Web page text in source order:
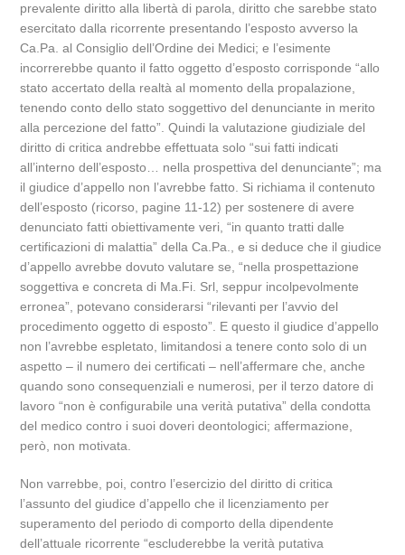
prevalente diritto alla libertà di parola, diritto che sarebbe stato
esercitato dalla ricorrente presentando l’esposto avverso la
Ca.Pa. al Consiglio dell’Ordine dei Medici; e l’esimente
incorrerebbe quanto il fatto oggetto d’esposto corrisponde “allo
stato accertato della realtà al momento della propalazione,
tenendo conto dello stato soggettivo del denunciante in merito
alla percezione del fatto”. Quindi la valutazione giudiziale del
diritto di critica andrebbe effettuata solo “sui fatti indicati
all’interno dell’esposto… nella prospettiva del denunciante”; ma
il giudice d’appello non l’avrebbe fatto. Si richiama il contenuto
dell’esposto (ricorso, pagine 11-12) per sostenere di avere
denunciato fatti obiettivamente veri, “in quanto tratti dalle
certificazioni di malattia” della Ca.Pa., e si deduce che il giudice
d’appello avrebbe dovuto valutare se, “nella prospettazione
soggettiva e concreta di Ma.Fi. Srl, seppur incolpevolmente
erronea”, potevano considerarsi “rilevanti per l’avvio del
procedimento oggetto di esposto”. E questo il giudice d’appello
non l’avrebbe espletato, limitandosi a tenere conto solo di un
aspetto – il numero dei certificati – nell’affermare che, anche
quando sono consequenziali e numerosi, per il terzo datore di
lavoro “non è configurabile una verità putativa” della condotta
del medico contro i suoi doveri deontologici; affermazione,
però, non motivata.
Non varrebbe, poi, contro l’esercizio del diritto di critica
l’assunto del giudice d’appello che il licenziamento per
superamento del periodo di comporto della dipendente
dell’attuale ricorrente “escluderebbe la verità putativa